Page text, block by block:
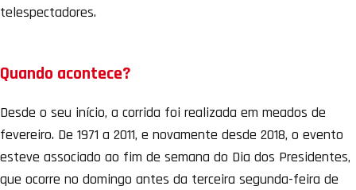
telespectadores.
Quando acontece?
Desde o seu início, a corrida foi realizada em meados de
fevereiro. De 1971 a 2011, e novamente desde 2018, o evento
esteve associado ao fim de semana do Dia dos Presidentes,
que ocorre no domingo antes da terceira segunda-feira de